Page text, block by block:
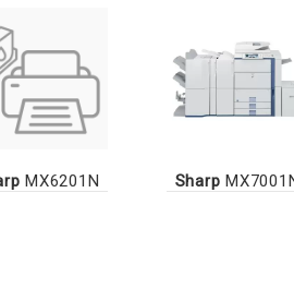
MX6201N Sharp